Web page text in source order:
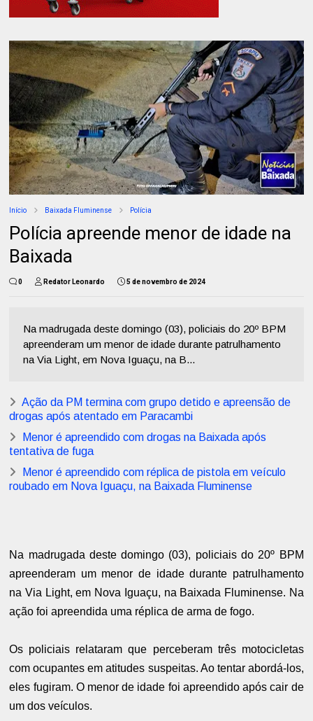
Início Baixada Fluminense Polícia
Polícia apreende menor de idade na
Baixada
0 Redator Leonardo 5 de novembro de 2024
Na madrugada deste domingo (03), policiais do 20º BPM
apreenderam um menor de idade durante patrulhamento
na Via Light, em Nova Iguaçu, na B...
Ação da PM termina com grupo detido e apreensão de
drogas após atentado em Paracambi
Menor é apreendido com drogas na Baixada após
tentativa de fuga
Menor é apreendido com réplica de pistola em veículo
roubado em Nova Iguaçu, na Baixada Fluminense
Na madrugada deste domingo (03), policiais do 20º BPM
apreenderam um menor de idade durante patrulhamento
na Via Light, em Nova Iguaçu, na Baixada Fluminense. Na
ação foi apreendida uma réplica de arma de fogo.
Os policiais relataram que perceberam três motocicletas
com ocupantes em atitudes suspeitas. Ao tentar abordá-los,
eles fugiram. O menor de idade foi apreendido após cair de
um dos veículos.